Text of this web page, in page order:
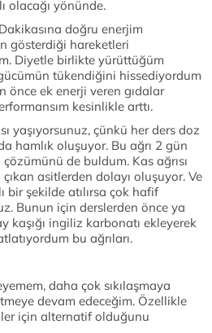
olacağı yönünde.
doğru enerjim
gösterdiği hareketleri
Diyetle birlikte yürüttüğüm
tükendiğini hissediyordum
önce ek enerji veren gıdalar
kesinlikle arttı.
yaşıyorsunuz, çünkü her ders doz
hamlık oluşuyor. Bu ağrı 2 gün
de buldum. Kas ağrısı
çıkan asitlerden dolayı oluşuyor. Ve
bir şekilde atılırsa çok hafif
Bunun için derslerden önce ya
kaşığı ingiliz karbonatı ekleyerek
bu ağrıları.
daha çok sıkılaşmaya
devam edeceğim. Özellikle
için alternatif olduğunu